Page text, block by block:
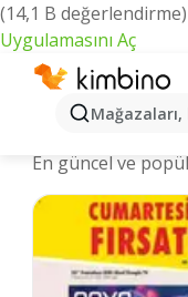
(14,1 B değerlendirme)
Uygulamasını Aç
Mersin
En güncel ve